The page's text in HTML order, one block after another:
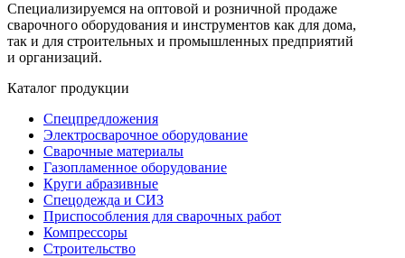
Специализируемся на оптовой и розничной продаже
сварочного оборудования и инструментов как для дома,
так и для строительных и промышленных предприятий
и организаций.
Каталог продукции
Спецпредложения
Электросварочное оборудование
Сварочные материалы
Газопламенное оборудование
Круги абразивные
Спецодежда и СИЗ
Приспособления для сварочных работ
Компрессоры
Строительство